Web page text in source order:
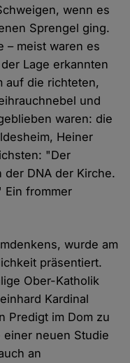
wenn es
Sprengel ging.
– meist waren es
Lage erkannten
auf die richteten,
und
waren: die
Heiner
"Der
DNA der Kirche.
Ein frommer
wurde am
präsentiert.
Ober-Katholik
Kardinal
Predigt im Dom zu
einer neuen Studie
an